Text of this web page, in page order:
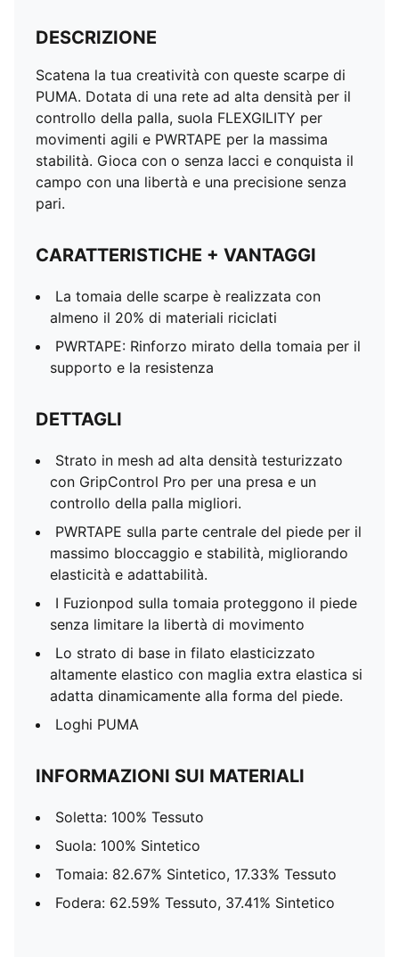
DESCRIZIONE
Scatena la tua creatività con queste scarpe di
PUMA. Dotata di una rete ad alta densità per il
controllo della palla, suola FLEXGILITY per
movimenti agili e PWRTAPE per la massima
stabilità. Gioca con o senza lacci e conquista il
campo con una libertà e una precisione senza
pari.
CARATTERISTICHE + VANTAGGI
La tomaia delle scarpe è realizzata con
almeno il 20% di materiali riciclati
PWRTAPE: Rinforzo mirato della tomaia per il
supporto e la resistenza
DETTAGLI
Strato in mesh ad alta densità testurizzato
con GripControl Pro per una presa e un
controllo della palla migliori.
PWRTAPE sulla parte centrale del piede per il
massimo bloccaggio e stabilità, migliorando
elasticità e adattabilità.
I Fuzionpod sulla tomaia proteggono il piede
senza limitare la libertà di movimento
Lo strato di base in filato elasticizzato
altamente elastico con maglia extra elastica si
adatta dinamicamente alla forma del piede.
Loghi PUMA
INFORMAZIONI SUI MATERIALI
Soletta: 100% Tessuto
Suola: 100% Sintetico
Tomaia: 82.67% Sintetico, 17.33% Tessuto
Fodera: 62.59% Tessuto, 37.41% Sintetico